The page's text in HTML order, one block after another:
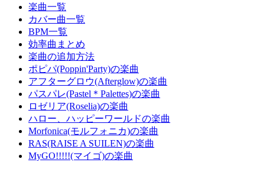
楽曲一覧
カバー曲一覧
BPM一覧
効率曲まとめ
楽曲の追加方法
ポピパ(Poppin'Party)の楽曲
アフターグロウ(Afterglow)の楽曲
パスパレ(Pastel＊Palettes)の楽曲
ロゼリア(Roselia)の楽曲
ハロー、ハッピーワールドの楽曲
Morfonica(モルフォニカ)の楽曲
RAS(RAISE A SUILEN)の楽曲
MyGO!!!!!(マイゴ)の楽曲